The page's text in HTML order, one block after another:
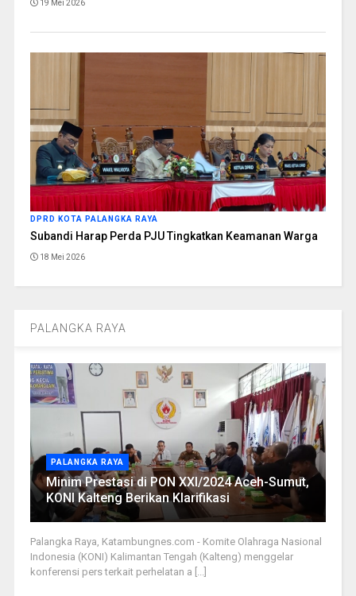
19 Mei 2026
DPRD KOTA PALANGKA RAYA
Subandi Harap Perda PJU Tingkatkan Keamanan Warga
18 Mei 2026
PALANGKA RAYA
PALANGKA RAYA
Minim Prestasi di PON XXI/2024 Aceh-Sumut,
KONI Kalteng Berikan Klarifikasi
Palangka Raya, Katambungnes.com - Komite Olahraga Nasional
Indonesia (KONI) Kalimantan Tengah (Kalteng) menggelar
konferensi pers terkait perhelatan a [...]